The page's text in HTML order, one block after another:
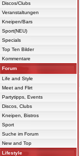
Discos/Clubs
Veranstaltungen
Kneipen/Bars
Sport(NEU)
Specials
Top Ten Bilder
Kommentare
Forum
Life and Style
Meet and Flirt
Partytipps, Events
Discos, Clubs
Kneipen, Bistros
Sport
Suche im Forum
New and Top
Lifestyle